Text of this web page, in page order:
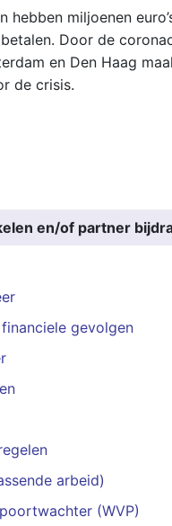
hebben miljoenen
Door de
en Den Haag
de crisis.
en/of partner
gevolgen
arbeid)
(WVP)